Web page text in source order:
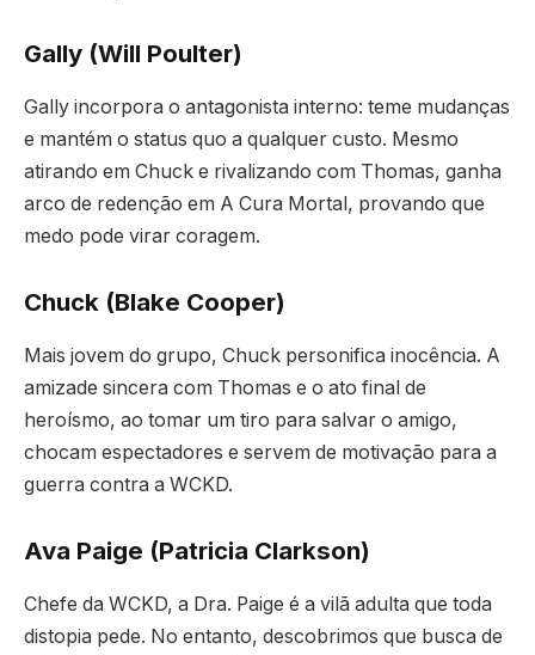
Gally (Will Poulter)
Gally incorpora o antagonista interno: teme mudanças
e mantém o status quo a qualquer custo. Mesmo
atirando em Chuck e rivalizando com Thomas, ganha
arco de redenção em A Cura Mortal, provando que
medo pode virar coragem.
Chuck (Blake Cooper)
Mais jovem do grupo, Chuck personifica inocência. A
amizade sincera com Thomas e o ato final de
heroísmo, ao tomar um tiro para salvar o amigo,
chocam espectadores e servem de motivação para a
guerra contra a WCKD.
Ava Paige (Patricia Clarkson)
Chefe da WCKD, a Dra. Paige é a vilã adulta que toda
distopia pede. No entanto, descobrimos que busca de